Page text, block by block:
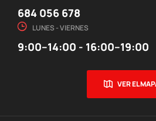
684 056 678
LUNES - VIERNES
9:00–14:00 - 16:00–19:00
VER EL